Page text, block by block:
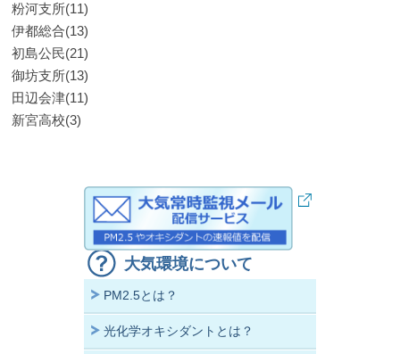
粉河支所(11)
伊都総合(13)
初島公民(21)
御坊支所(13)
田辺会津(11)
新宮高校(3)
大気環境について
PM2.5とは？
光化学オキシダントとは？